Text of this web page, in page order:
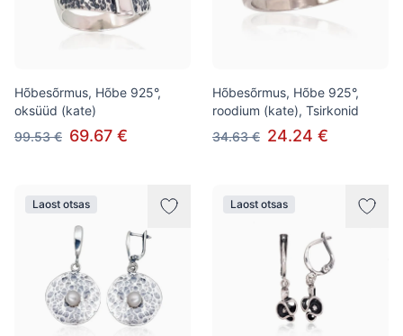
Hõbesõrmus, Hõbe 925°,
oksüüd (kate)
99.53 € 69.67 €
Hõbesõrmus, Hõbe 925°,
roodium (kate), Tsirkonid
34.63 € 24.24 €
Laost otsas Laost otsas